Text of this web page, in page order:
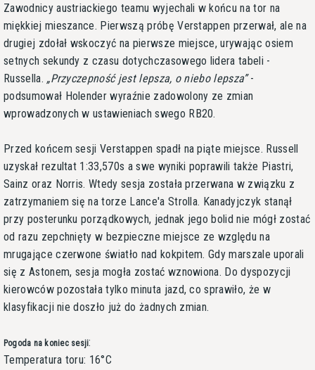
Zawodnicy austriackiego teamu wyjechali w końcu na tor na
miękkiej mieszance. Pierwszą próbę Verstappen przerwał, ale na
drugiej zdołał wskoczyć na pierwsze miejsce, urywając osiem
setnych sekundy z czasu dotychczasowego lidera tabeli -
Russella.
Przyczepność jest lepsza, o niebo lepsza -
podsumował Holender wyraźnie zadowolony ze zmian
wprowadzonych w ustawieniach swego RB20.
Przed końcem sesji Verstappen spadł na piąte miejsce. Russell
uzyskał rezultat 1:33,570s a swe wyniki poprawili także Piastri,
Sainz oraz Norris. Wtedy sesja została przerwana w związku z
zatrzymaniem się na torze Lance'a Strolla. Kanadyjczyk stanął
przy posterunku porządkowych, jednak jego bolid nie mógł zostać
od razu zepchnięty w bezpieczne miejsce ze względu na
mrugające czerwone światło nad kokpitem. Gdy marszale uporali
się z Astonem, sesja mogła zostać wznowiona. Do dyspozycji
kierowców pozostała tylko minuta jazd, co sprawiło, że w
klasyfikacji nie doszło już do żadnych zmian.
Pogoda na koniec sesji:
Temperatura toru: 16°C